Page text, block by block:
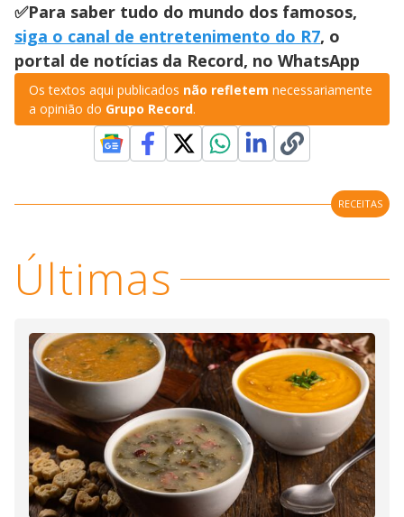
✅Para saber tudo do mundo dos famosos,
siga o canal de entretenimento do R7, o
portal de notícias da Record, no WhatsApp
Os textos aqui publicados não refletem necessariamente
a opinião do Grupo Record.
RECEITAS
Últimas